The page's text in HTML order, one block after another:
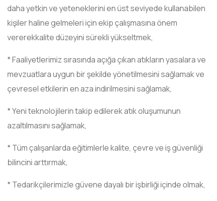
daha yetkin ve yeteneklerini en üst seviyede kullanabilen
kişiler haline gelmeleri için ekip çalışmasına önem
vererekkalite düzeyini sürekli yükseltmek,
* Faaliyetlerimiz sırasında açığa çıkan atıkların yasalara ve
mevzuatlara uygun bir şekilde yönetilmesini sağlamak ve
çevresel etkilerin en aza indirilmesini sağlamak,
* Yeni teknolojilerin takip edilerek atık oluşumunun
azaltılmasını sağlamak,
* Tüm çalışanlarda eğitimlerle kalite, çevre ve iş güvenliği
bilincini arttırmak,
* Tedarikçilerimizle güvene dayalı bir işbirliği içinde olmak,